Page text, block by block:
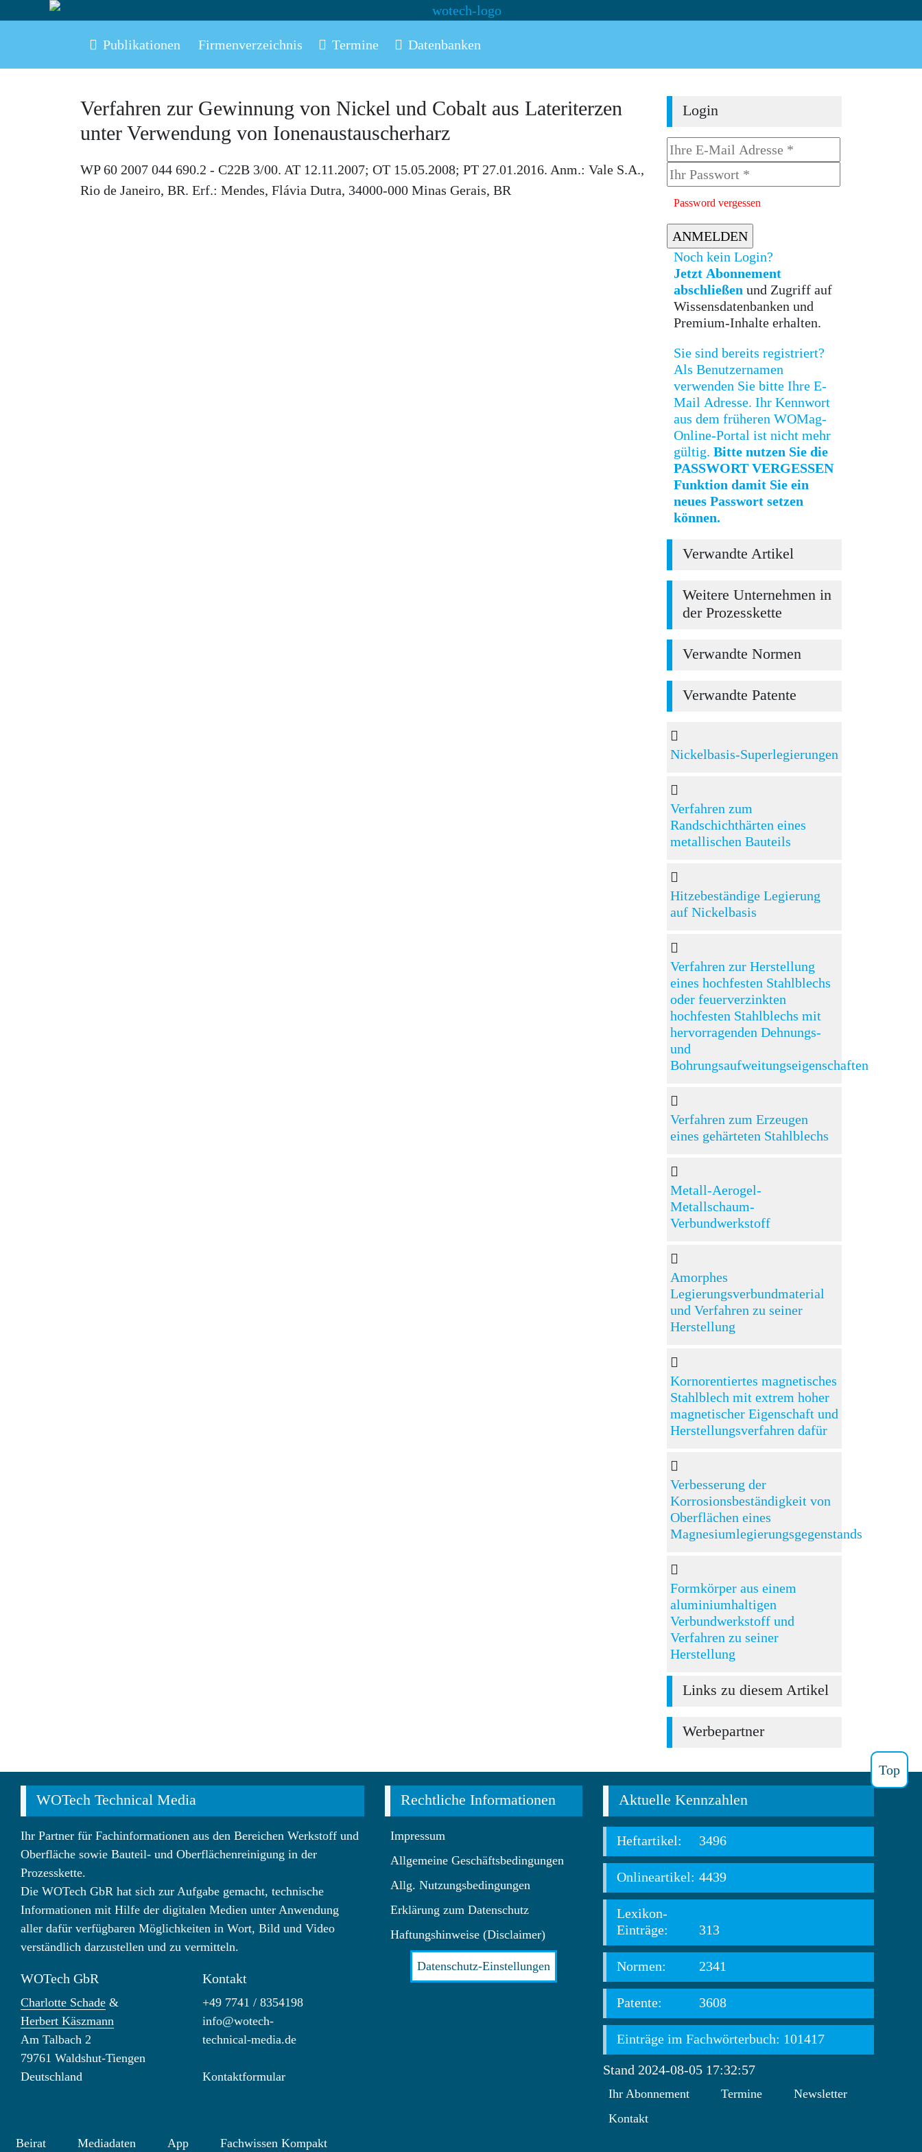
Publikationen Firmenverzeichnis Termine Datenbanken
Verfahren zur Gewinnung von Nickel und Cobalt aus Lateriterzen
unter Verwendung von Ionenaustauscherharz
WP 60 2007 044 690.2 - C22B 3/00. AT 12.11.2007; OT 15.05.2008; PT 27.01.2016. Anm.: Vale S.A.,
Rio de Janeiro, BR. Erf.: Mendes, Flávia Dutra, 34000-000 Minas Gerais, BR
Login
Password vergessen
Noch kein Login?
Jetzt Abonnement
abschließen
Wissensdatenbanken und
Premium-Inhalte erhalten.
Sie sind bereits registriert?
Als Benutzernamen
verwenden Sie bitte Ihre E-
Mail Adresse. Ihr Kennwort
aus dem früheren WOMag-
Online-Portal ist nicht mehr
gültig. Bitte nutzen Sie die
PASSWORT VERGESSEN
Funktion damit Sie ein
neues Passwort setzen
können.
Verwandte Artikel
Weitere Unternehmen in
der Prozesskette
Verwandte Normen
Verwandte Patente
Nickelbasis-Superlegierungen
Verfahren zum
Randschichthärten eines
metallischen Bauteils
Hitzebeständige Legierung
auf Nickelbasis
Verfahren zur Herstellung
eines hochfesten Stahlblechs
oder feuerverzinkten
hochfesten Stahlblechs mit
hervorragenden Dehnungs-
und
Bohrungsaufweitungseigenschaften
Verfahren zum Erzeugen
eines gehärteten Stahlblechs
Metall-Aerogel-
Metallschaum-
Verbundwerkstoff
Amorphes
Legierungsverbundmaterial
und Verfahren zu seiner
Herstellung
Kornorentiertes magnetisches
Stahlblech mit extrem hoher
magnetischer Eigenschaft und
Herstellungsverfahren dafür
Verbesserung der
Korrosionsbeständigkeit von
Oberflächen eines
Magnesiumlegierungsgegenstands
Formkörper aus einem
aluminiumhaltigen
Verbundwerkstoff und
Verfahren zu seiner
Herstellung
Links zu diesem Artikel
Werbepartner
Top
WOTech Technical Media
Ihr Partner für Fachinformationen aus den Bereichen Werkstoff und
Oberfläche sowie Bauteil- und Oberflächenreinigung in der
Prozesskette.
Die WOTech GbR hat sich zur Aufgabe gemacht, technische
Informationen mit Hilfe der digitalen Medien unter Anwendung
aller dafür verfügbaren Möglichkeiten in Wort, Bild und Video
verständlich darzustellen und zu vermitteln.
WOTech GbR
Charlotte Schade &
Herbert Käszmann
Am Talbach 2
79761 Waldshut-Tiengen
Deutschland
Kontakt
+49 7741 / 8354198
info@wotech-
technical-media.de
Kontaktformular
Rechtliche Informationen
Impressum
Allgemeine Geschäftsbedingungen
Allg. Nutzungsbedingungen
Erklärung zum Datenschutz
Haftungshinweise (Disclaimer)
Datenschutz-Einstellungen
Aktuelle Kennzahlen
Heftartikel: 3496
Onlineartikel: 4439
Lexikon-
Einträge:
313
Normen: 2341
Patente: 3608
Einträge im Fachwörterbuch: 101417
Stand 2024-08-05 17:32:57
Ihr Abonnement Termine
Newsletter
Kontakt
Beirat
Mediadaten App Fachwissen Kompakt